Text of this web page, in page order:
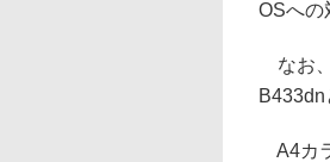
OSへの
なお
A4カ